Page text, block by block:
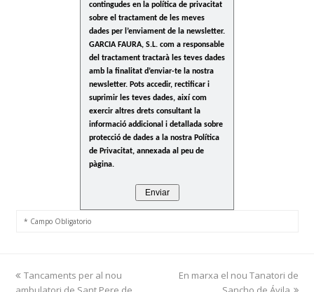
contingudes en la política de privacitat
sobre el tractament de les meves
dades per l’enviament de la newsletter.
GARCIA FAURA, S.L. com a responsable
del tractament tractarà les teves dades
amb la finalitat d’enviar-te la nostra
newsletter. Pots accedir, rectificar i
suprimir les teves dades, així com
exercir altres drets consultant la
informació addicional i detallada sobre
protecció de dades a la nostra Política
de Privacitat, annexada al peu de
pàgina.
* Campo Obligatorio
previous
Tancaments per al nou
next
En marxa el nou Tanatori de